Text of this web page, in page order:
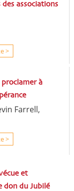
associations
>
à
Farrell,
>
et
don du Jubilé